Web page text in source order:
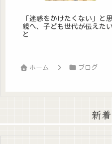
「迷惑をかけたくない」と
親へ、子ども世代が伝えた
と
ホーム ブログ
新